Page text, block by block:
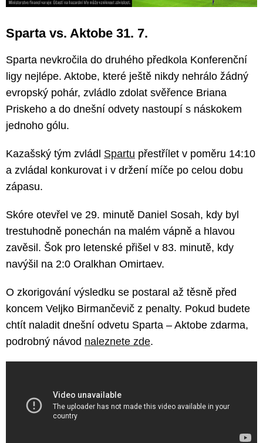
Sparta vs. Aktobe 31. 7.
Sparta nevkročila do druhého předkola Konferenční
ligy nejlépe. Aktobe, které ještě nikdy nehrálo žádný
evropský pohár, zvládlo zdolat svěřence Briana
Priskeho a do dnešní odvety nastoupí s náskokem
jednoho gólu.
Kazašský tým zvládl Spartu přestřílet v poměru 14:10
a zvládal konkurovat i v držení míče po celou dobu
zápasu.
Skóre otevřel ve 29. minutě Daniel Sosah, kdy byl
trestuhodně ponechán na malém vápně a hlavou
zavěsil. Šok pro letenské přišel v 83. minutě, kdy
navýšil na 2:0 Oralkhan Omirtaev.
O zkorigování výsledku se postaral až těsně před
koncem Veljko Birmančevič z penalty. Pokud budete
chtít naladit dnešní odvetu Sparta – Aktobe zdarma,
podrobný návod naleznete zde.